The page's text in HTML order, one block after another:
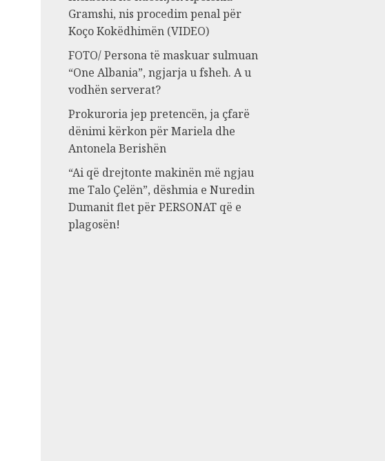
Gramshi, nis procedim penal për
Koço Kokëdhimën (VIDEO)
FOTO/ Persona të maskuar sulmuan
“One Albania”, ngjarja u fsheh. A u
vodhën serverat?
Prokuroria jep pretencën, ja çfarë
dënimi kërkon për Mariela dhe
Antonela Berishën
“Ai që drejtonte makinën më ngjau
me Talo Çelën”, dëshmia e Nuredin
Dumanit flet për PERSONAT që e
plagosën!